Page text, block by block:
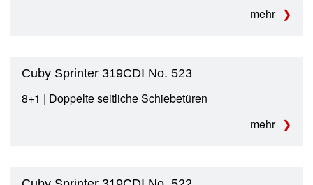
mehr
Cuby Sprinter 319CDI No. 523
8+1 | Doppelte seitliche Schiebetüren
mehr